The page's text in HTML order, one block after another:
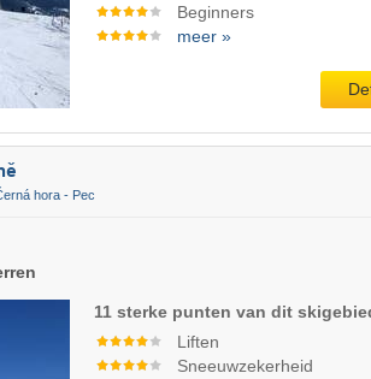
Beginners
meer »
hora - Pec
11 sterke punten van dit
Liften
Sneeuwzekerheid